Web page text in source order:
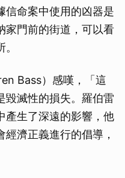
信命案中使用的凶器是
家門前的街道，可以看
Bass）感嘆，「這
毀滅性的損失。羅伯雷
產生了深遠的影響，他
濟正義進行的倡導，